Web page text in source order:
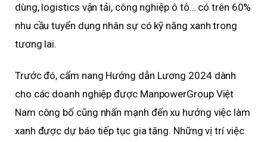
dùng, logistics vận tải, công nghiệp ô tô… có trên 60%
nhu cầu tuyển dụng nhân sự có kỹ năng xanh trong
tương lai.
Trước đó, cẩm nang Hướng dẫn Lương 2024 dành
cho các doanh nghiệp được ManpowerGroup Việt
Nam công bố cũng nhấn mạnh đến xu hướng việc làm
xanh được dự báo tiếp tục gia tăng. Những vị trí việc